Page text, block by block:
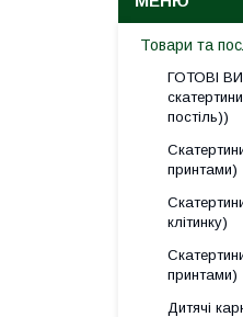
Товари та
ГОТОВІ
постіль))
принтами)
клітинку)
принтами)
Дитячі